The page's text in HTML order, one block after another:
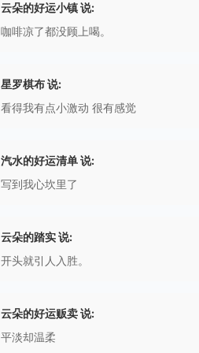
云朵的好运小镇 说:
咖啡凉了都没顾上喝。
星罗棋布 说:
看得我有点小激动 很有感觉
汽水的好运清单 说:
写到我心坎里了
云朵的踏实 说:
开头就引人入胜。
云朵的好运贩卖 说:
平淡却温柔